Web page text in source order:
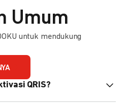
Umum
untuk mendukung
QRIS?